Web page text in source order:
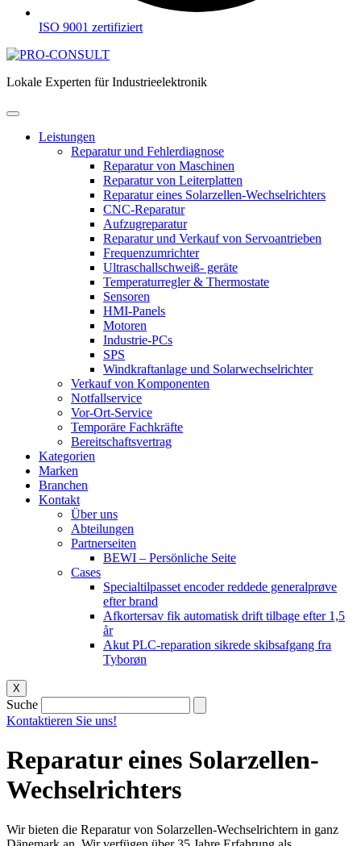
ISO 9001 zertifiziert
Lokale Experten für Industrieelektronik
Leistungen
Reparatur und Fehlerdiagnose
Reparatur von Maschinen
Reparatur von Leiterplatten
Reparatur eines Solarzellen-Wechselrichters
CNC-Reparatur
Aufzugreparatur
Reparatur und Verkauf von Servoantrieben
Frequenzumrichter
Ultraschallschweiß- geräte
Temperaturregler & Thermostate
Sensoren
HMI-Panels
Motoren
Industrie-PCs
SPS
Windkraftanlage und Solarwechselrichter
Verkauf von Komponenten
Notfallservice
Vor-Ort-Service
Temporäre Fachkräfte
Bereitschaftsvertrag
Kategorien
Marken
Branchen
Kontakt
Über uns
Abteilungen
Partnerseiten
BEWI – Persönliche Seite
Cases
Specialtilpasset encoder reddede generalprøve
efter brand
Afkortersav fik automatisk drift tilbage efter 1,5
år
Akut PLC-reparation sikrede skibsafgang fra
Tyborøn
X
Suche
Kontaktieren Sie uns!
Reparatur eines Solarzellen-
Wechselrichters
Wir bieten die Reparatur von Solarzellen-Wechselrichtern in ganz